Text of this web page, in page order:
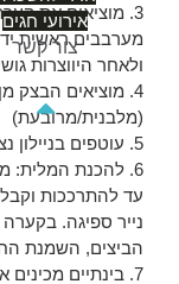
אירועי חגים
צור קשר
3. מוציאים את
מערבבים ראשית
ולאחר היווצרות
4. מוציאים הבצק
(מלבנית/מרובעת)
5. עוטפים בניילון נצמד ומקררים
6. להכנת המלית:
עד להתרככות
נייר ספיגה.
הביצים, השמנת
7. בינתיים